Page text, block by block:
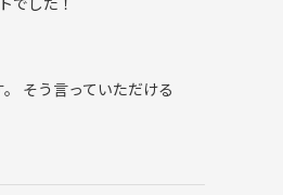
そう言っていただける